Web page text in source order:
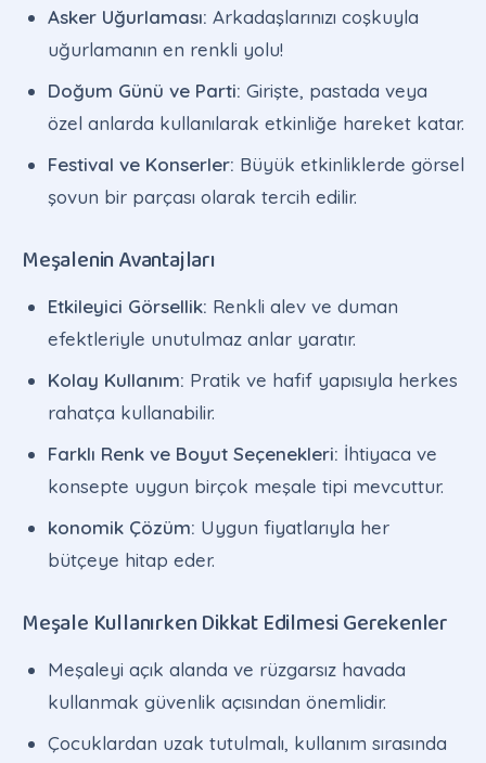
Asker Uğurlaması: Arkadaşlarınızı coşkuyla
uğurlamanın en renkli yolu!
Doğum Günü ve Parti: Girişte, pastada veya
özel anlarda kullanılarak etkinliğe hareket katar.
Festival ve Konserler: Büyük etkinliklerde görsel
şovun bir parçası olarak tercih edilir.
Meşalenin Avantajları
Etkileyici Görsellik: Renkli alev ve duman
efektleriyle unutulmaz anlar yaratır.
Kolay Kullanım: Pratik ve hafif yapısıyla herkes
rahatça kullanabilir.
Farklı Renk ve Boyut Seçenekleri: İhtiyaca ve
konsepte uygun birçok meşale tipi mevcuttur.
konomik Çözüm: Uygun fiyatlarıyla her
bütçeye hitap eder.
Meşale Kullanırken Dikkat Edilmesi Gerekenler
Meşaleyi açık alanda ve rüzgarsız havada
kullanmak güvenlik açısından önemlidir.
Çocuklardan uzak tutulmalı, kullanım sırasında